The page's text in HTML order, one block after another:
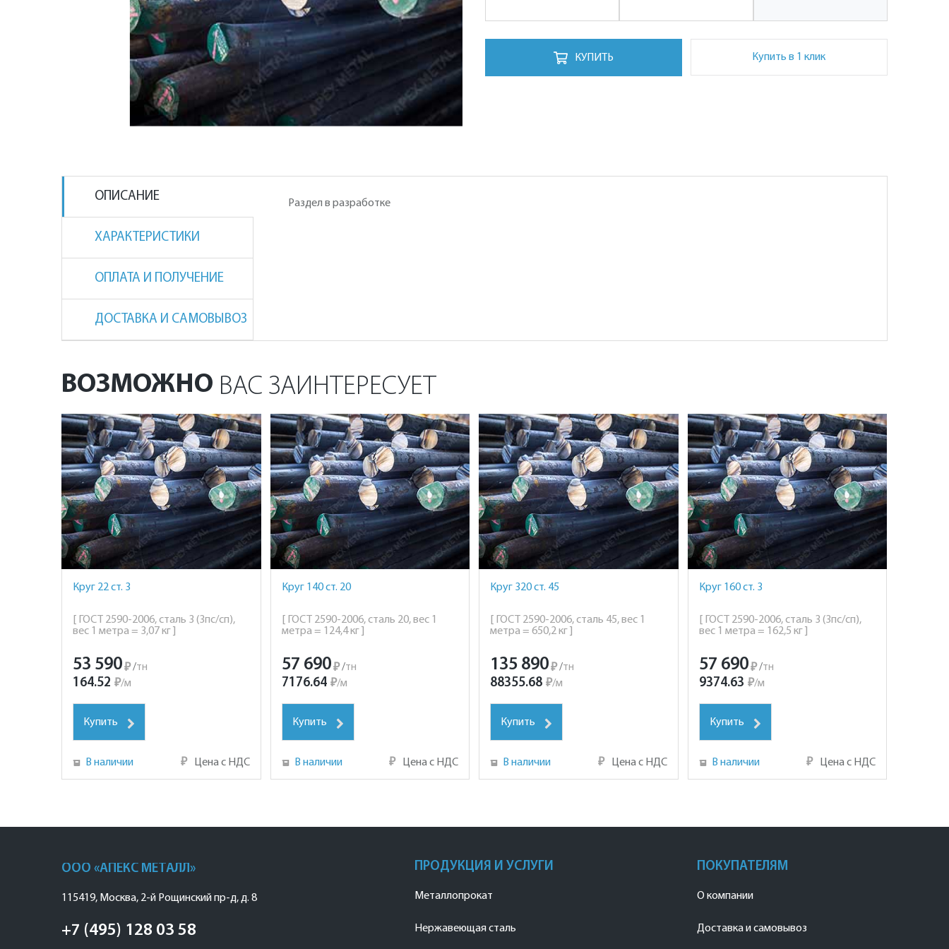
КУПИТЬ Купить в 1 клик
ОПИСАНИЕ
ХАРАКТЕРИСТИКИ
ОПЛАТА И ПОЛУЧЕНИЕ
ДОСТАВКА И САМОВЫВОЗ
Раздел в разработке
ВОЗМОЖНО ВАС ЗАИНТЕРЕСУЕТ
Круг 22 ст. 3
[ ГОСТ 2590-2006, сталь 3 (3пс/сп),
вес 1 метра = 3,07 кг ]
53 590₽ /тн
164.52 ₽/м
Купить
В наличии ₽ Цена с НДС
Круг 140 ст. 20
[ ГОСТ 2590-2006, сталь 20, вес 1
метра = 124,4 кг ]
57 690 ₽ /тн
7176.64 ₽/м
Купить
В наличии ₽ Цена с НДС
Круг 320 ст. 45
[ ГОСТ 2590-2006, сталь 45, вес 1
метра = 650,2 кг ]
135 890₽ /тн
88355.68 ₽/м
Купить
В наличии ₽ Цена с НДС
Круг 160 ст. 3
[ ГОСТ 2590-2006, сталь 3 (3пс/сп),
вес 1 метра = 162,5 кг ]
57 690 ₽ /тн
9374.63 ₽/м
Купить
В наличии ₽ Цена с НДС
ООО «АПЕКС МЕТАЛЛ»
115419, Москва, 2-й Рощинский пр-д, д. 8
+7 (495) 128 03 58
ПРОДУКЦИЯ И УСЛУГИ
Металлопрокат
Нержавеющая сталь
ПОКУПАТЕЛЯМ
О компании
Доставка и самовывоз